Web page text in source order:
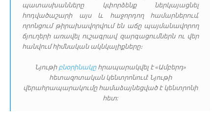
պատասխանները կփորձենք ներկայացնել
հոդվածաշարի այս և հաջորդող համարներում,
որոնցում թիրախավորվում են աճը պայմանավորող
ճյուղերի առավել ուշագրավ զարգացումներն ու վեր
հանվում հիմնական ակնկալիքները։
Նյութիբնօրինակըհրապարակվել է «Ամբերդ»
հետազոտական կենտրոնում: Նյութի
վերահրապարակումը համաձայնեցված է կենտրոնի
հետ: